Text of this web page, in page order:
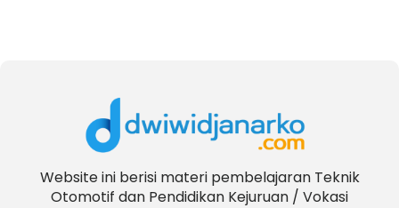
Website ini berisi materi pembelajaran Teknik
Otomotif dan Pendidikan Kejuruan / Vokasi